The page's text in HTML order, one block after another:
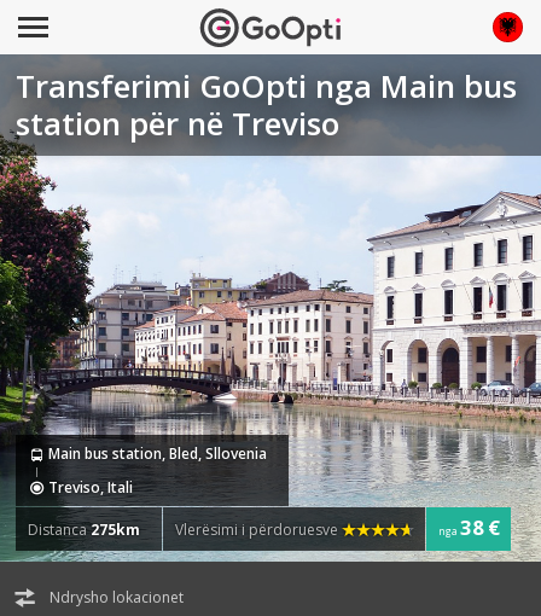
Transferimi GoOpti nga Main bus
station për në Treviso
Main bus station, Bled, Sllovenia
Treviso, Itali
Distanca275km Vlerësimi i përdoruesve nga 38 €
Ndrysho lokacionet